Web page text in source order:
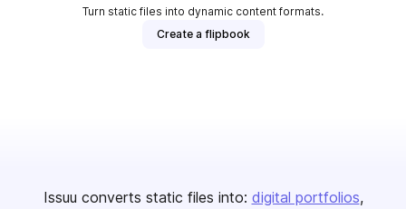
Turn static files into dynamic content formats.
Create a flipbook
Issuu converts static files into: digital portfolios